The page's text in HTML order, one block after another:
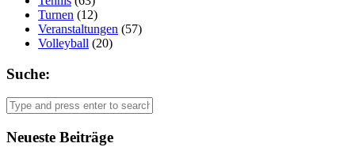
Turnen (12)
Veranstaltungen (57)
Volleyball (20)
Suche:
Neueste Beiträge